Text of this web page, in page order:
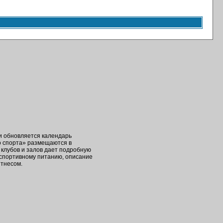
обновляется календарь
спорта» размещаются в
и залов дает подробную
питанию, описание